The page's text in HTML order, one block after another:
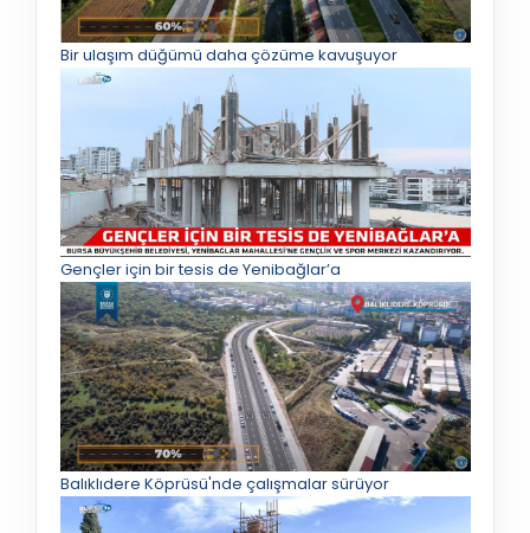
Bir ulaşım düğümü daha çözüme kavuşuyor
Gençler için bir tesis de Yenibağlar’a
Balıklıdere Köprüsü'nde çalışmalar sürüyor